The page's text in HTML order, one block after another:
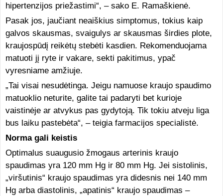
hipertenzijos priežastimi“, – sako E. Ramaškienė.
Pasak jos, jaučiant neaiškius simptomus, tokius kaip
galvos skausmas, svaigulys ar skausmas širdies plote,
kraujospūdį reikėtų stebėti kasdien. Rekomenduojama
matuoti jį ryte ir vakare, sekti pakitimus, ypač
vyresniame amžiuje.
„Tai visai nesudėtinga. Jeigu namuose kraujo spaudimo
matuoklio neturite, galite tai padaryti bet kurioje
vaistinėje ar atvykus pas gydytoją. Tik tokiu atveju liga
bus laiku pastebėta“, – teigia farmacijos specialistė.
Norma gali keistis
Optimalus suaugusio žmogaus arterinis kraujo
spaudimas yra 120 mm Hg ir 80 mm Hg. Jei sistolinis,
„viršutinis“ kraujo spaudimas yra didesnis nei 140 mm
Hg arba diastolinis, „apatinis“ kraujo spaudimas –